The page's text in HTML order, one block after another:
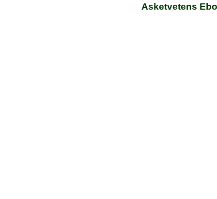
Asketvetens